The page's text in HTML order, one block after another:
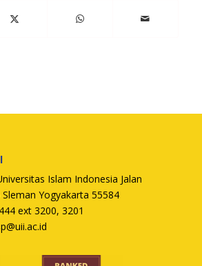
Islam Indonesia Jalan
Yogyakarta 55584
ext 3200, 3201